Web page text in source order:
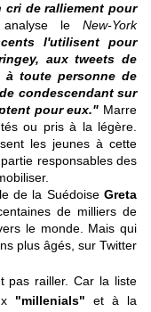
cri de ralliement pour
analyse le New-York
l'utilisent pour
aux tweets de
à toute personne de
condescendant sur
pour eux." Marre
ou pris à la légère.
les jeunes à cette
responsables des
de la Suédoise Greta
de milliers de
le monde. Mais qui
plus âgés, sur Twitter
pas railler. Car la liste
"millenials" et à la